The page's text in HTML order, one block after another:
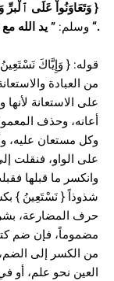
{ وَتَعَاوَنُواْ عَلَى ٱلْبرِّ
وسلم: ” يد الله “.
قوله: { وَإِيَّاكَ
من العبادة
على الاستعانة لأنها
أعانه، وحذف
وكل مستعان عليه،
على الواو، فنقلت
وانكسر ما قبلها
شذوذاً { نَسْتَعِينُ }
حرف المضارعة،
مضموماً، فإن ضم
من الكسر إلى
العين نحو علم، أو